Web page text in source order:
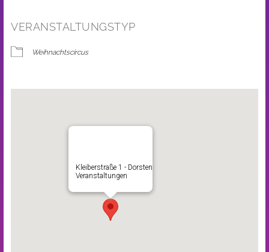
VERANSTALTUNGSTYP
Weihnachtscircus
Kleiberstraße 1 - Dorsten
Veranstaltungen